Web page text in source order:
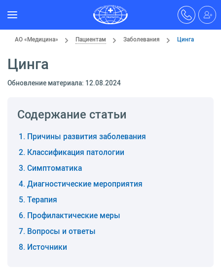
АО «Медицина» Пациентам Заболевания Цинга
Цинга
Обновление материала: 12.08.2024
Содержание статьи
Причины развития заболевания
Классификация патологии
Симптоматика
Диагностические мероприятия
Терапия
Профилактические меры
Вопросы и ответы
Источники